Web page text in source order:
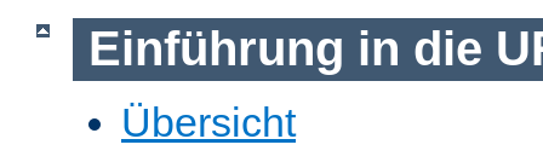
Einführung in die
Übersicht